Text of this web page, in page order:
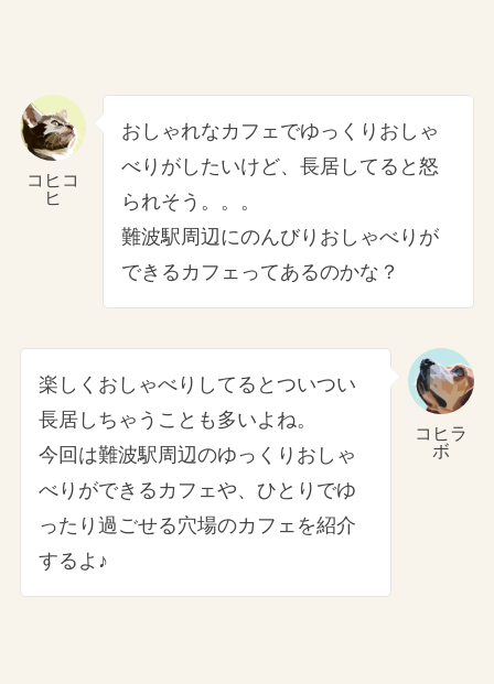
コヒコ
ヒ
おしゃれなカフェでゆっくりおしゃ
べりがしたいけど、長居してると怒
られそう。。。
難波駅周辺にのんびりおしゃべりが
できるカフェってあるのかな？
コヒラ
ボ
楽しくおしゃべりしてるとついつい
長居しちゃうことも多いよね。
今回は難波駅周辺のゆっくりおしゃ
べりができるカフェや、ひとりでゆ
ったり過ごせる穴場のカフェを紹介
するよ♪